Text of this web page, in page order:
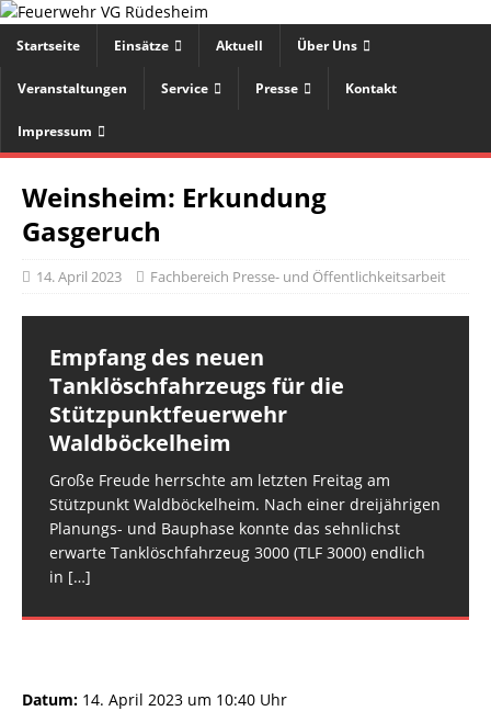
Startseite Einsätze Aktuell Über Uns
Veranstaltungen Service Presse Kontakt
Impressum
Weinsheim: Erkundung
Gasgeruch
14. April 2023 Fachbereich Presse- und Öffentlichkeitsarbeit
Empfang des neuen
Tanklöschfahrzeugs für die
Stützpunktfeuerwehr
Waldböckelheim
Große Freude herrschte am letzten Freitag am
Stützpunkt Waldböckelheim. Nach einer dreijährigen
Planungs- und Bauphase konnte das sehnlichst
erwarte Tanklöschfahrzeug 3000 (TLF 3000) endlich
in […]
Datum: 14. April 2023 um 10:40 Uhr